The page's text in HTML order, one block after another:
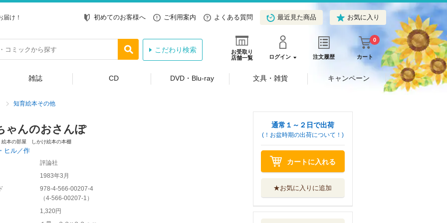
け！ 初めてのお客様へ ご利用案内 よくある質問 最近見た商品 お気に入り
お受取り
店舗一覧
ログイン 注文履歴 カート
0
こだわり検索
雑誌 CD DVD・Blu-ray 文具・雑貨 キャンペーン
知育絵本その他
ゃんのおさんぽ
絵本の部屋 しかけ絵本の本棚
ヒル／作
評論社
1983年3月
978-4-566-00207-4
（4-566-00207-1 ）
1,320円
通常１～２日で出荷
(！お盆時期の出荷について！)
カートに入れる
★お気に入りに追加
ハーイコロちゃん
！